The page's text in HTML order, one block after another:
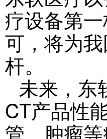
疗设备第
可，将为
杆。
未来，东
CT产品性
管、肿瘤